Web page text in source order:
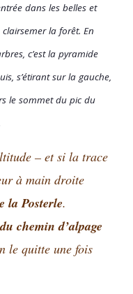
dans les belles et
la forêt. En
c’est la pyramide
s’étirant sur la gauche,
le sommet du pic du
– et si la trace
à main droite
la Posterle.
chemin d’alpage
le quitte une fois